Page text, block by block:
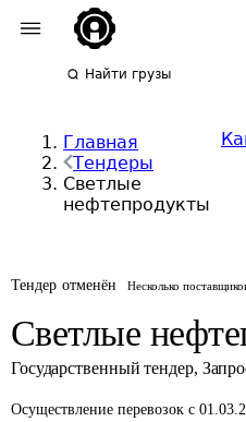
Найти грузы
Главная
Тендеры
Светлые
нефтепродукты
Тендер отменён Несколько
Светлые
Государственный тендер,
Осуществление перевозок с